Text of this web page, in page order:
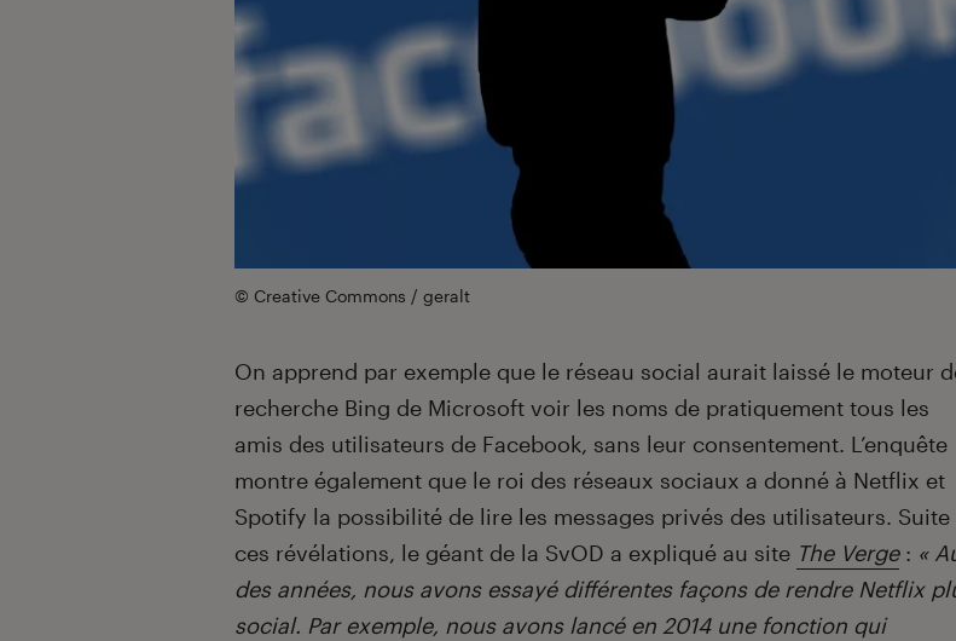
© Creative Commons / geralt
On apprend par exemple que le réseau social aurait laissé le moteur
recherche Bing de Microsoft voir les noms de pratiquement tous les
amis des utilisateurs de Facebook, sans leur consentement. L’enquête
montre également que le roi des réseaux sociaux a donné à Netflix et
Spotify la possibilité de lire les messages privés des utilisateurs. Suite
ces révélations, le géant de la SvOD a expliqué au site The Verge: «
des années, nous avons essayé différentes façons de rendre Netflix
social. Par exemple, nous avons lancé en 2014 une fonction qui